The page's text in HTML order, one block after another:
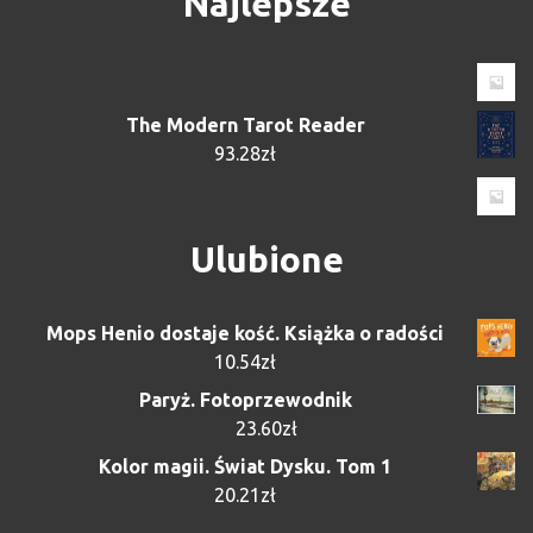
The Modern Tarot Reader
93.28zł
Ulubione
Mops Henio dostaje kość. Książka o radości
10.54zł
Paryż. Fotoprzewodnik
23.60zł
Kolor magii. Świat Dysku. Tom 1
20.21 zł